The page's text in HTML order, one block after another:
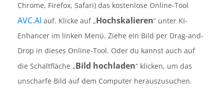
Chrome, Firefox, Safari) das kostenlose Online-Tool
AVC.AI auf. Klicke auf „Hochskalieren“ unter KI-
Enhancer im linken Menü. Ziehe ein Bild per Drag-and-
Drop in dieses Online-Tool. Oder du kannst auch auf
die Schaltfläche „Bild hochladen“ klicken, um das
unscharfe Bild auf dem Computer herauszusuchen.